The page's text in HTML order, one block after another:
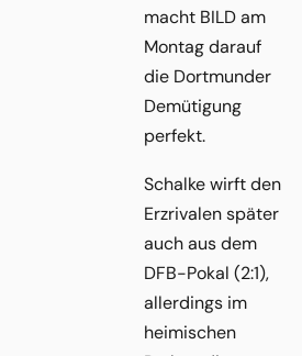
macht BILD am
Montag darauf
die Dortmunder
Demütigung
perfekt.
Schalke wirft den
Erzrivalen später
auch aus dem
DFB-Pokal (2:1),
allerdings im
heimischen